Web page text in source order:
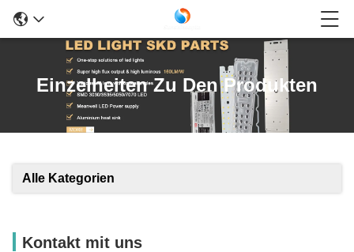
Einzelheiten Zu Den Produkten
Alle Kategorien
Kontakt mit uns